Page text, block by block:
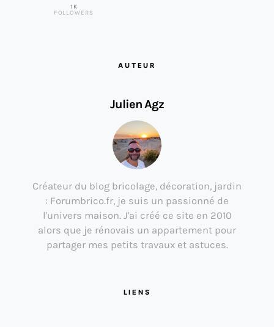
1K
FOLLOWERS
AUTEUR
Julien Agz
Créateur du blog bricolage, décoration, jardin
: Forumbrico.fr, je suis un passionné de
l'univers maison. J'ai créé ce site en 2010
alors que je rénovais un appartement pour
partager mes petits travaux et astuces.
LIENS